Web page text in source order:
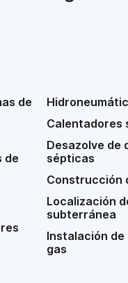
de
de
Calentadores
Desazolve de
sépticas
Construcción
Localización
subterránea
Instalación
gas